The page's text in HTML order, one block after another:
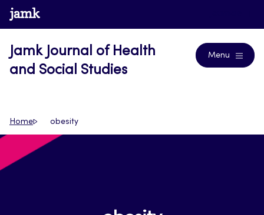
Skip
to
www.jamk.fi
Jamk Journal of Health
and Social Studies
Menu
Home obesity